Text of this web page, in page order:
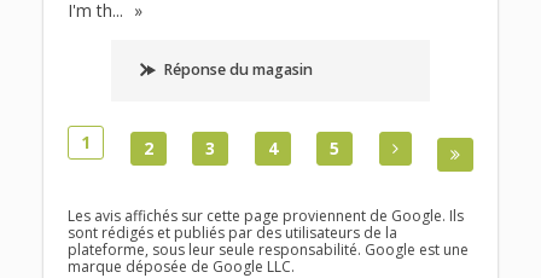
I'm th...
Réponse du magasin
1 2 3 4 5
Les avis affichés sur cette page proviennent de Google. Ils
sont rédigés et publiés par des utilisateurs de la
plateforme, sous leur seule responsabilité. Google est une
marque déposée de Google LLC.